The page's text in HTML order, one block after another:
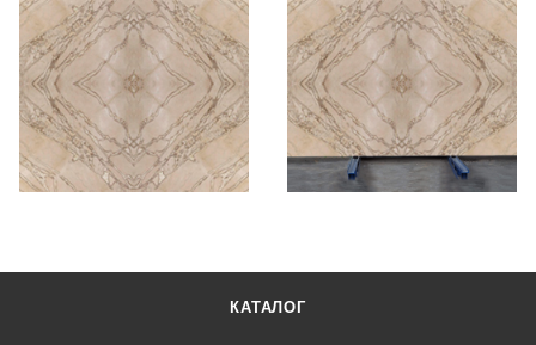
КАТАЛОГ